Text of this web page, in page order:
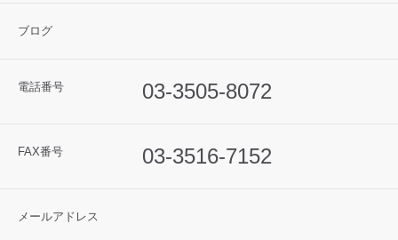
ブログ
電話番号 03-3505-8072
FAX番号 03-3516-7152
メールアドレス